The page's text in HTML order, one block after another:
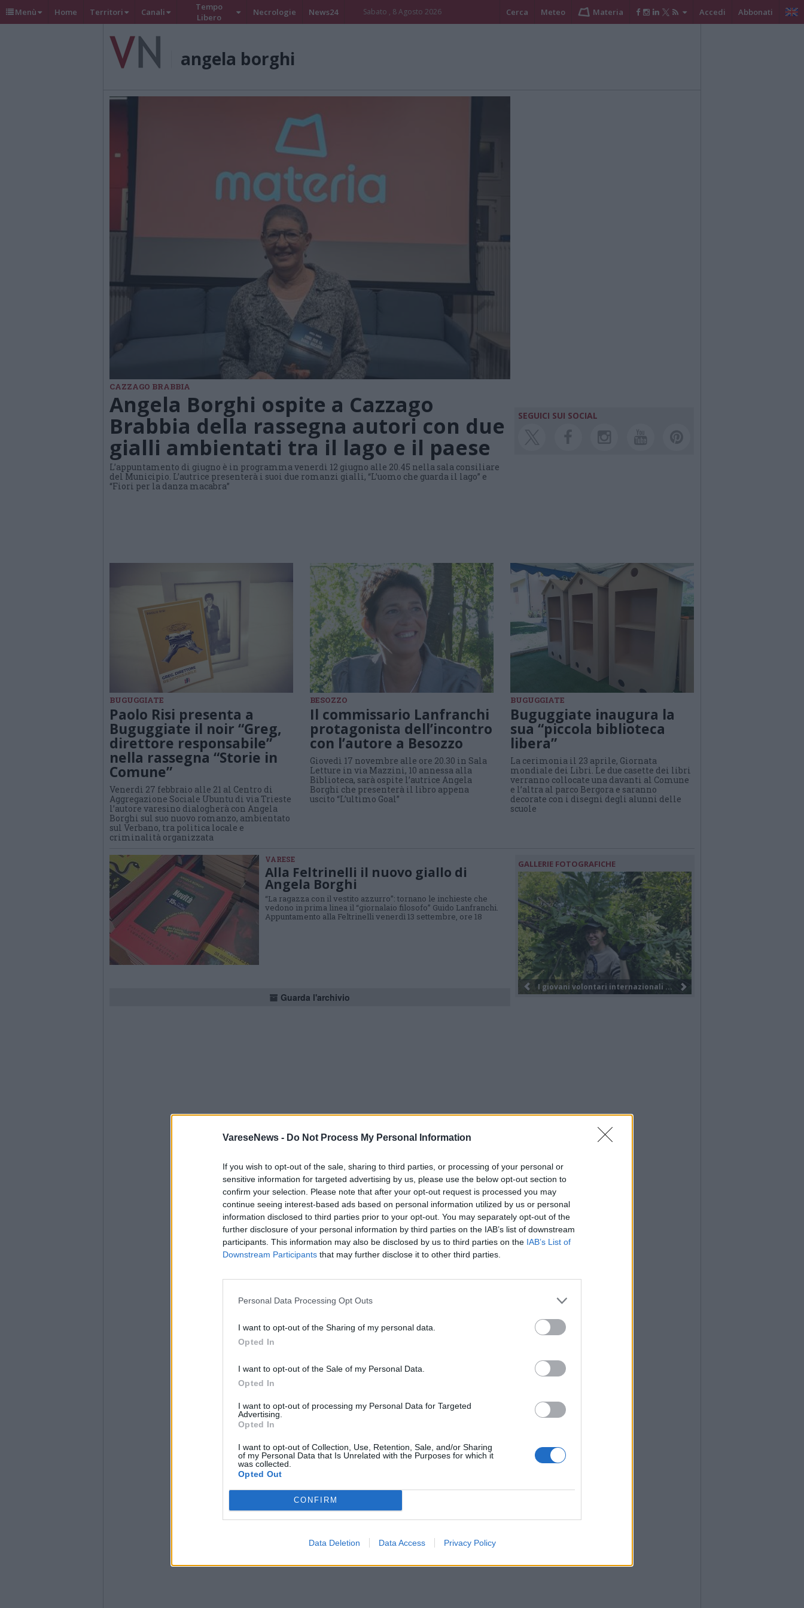
VareseNews - Do Not Process My Personal Information
If you wish to opt-out of the sale, sharing to third parties, or processing of your personal or
sensitive information for targeted advertising by us, please use the below opt-out section to
confirm your selection. Please note that after your opt-out request is processed you may
continue seeing interest-based ads based on personal information utilized by us or personal
information disclosed to third parties prior to your opt-out. You may separately opt-out of the
further disclosure of your personal information by third parties on the IAB’s list of downstream
participants. This information may also be disclosed by us to third parties on the IAB’s List of
Downstream Participants that may further disclose it to other third parties.
Personal Data Processing Opt Outs
I want to opt-out of the Sharing of my personal data.
Opted In
I want to opt-out of the Sale of my Personal Data.
Opted In
I want to opt-out of processing my Personal Data for Targeted
Advertising.
Opted In
I want to opt-out of Collection, Use, Retention, Sale, and/or Sharing
of my Personal Data that Is Unrelated with the Purposes for which it
was collected.
Opted Out
CONFIRM
Data Deletion Data Access Privacy Policy
Menù Home Territori Canali
Tempo
Libero
Necrologie News24 Sabato , 8 Agosto 2026 Cerca Meteo Materia Accedi Abbonati
angela borghi
CAZZAGO BRABBIA
Angela Borghi ospite a Cazzago
Brabbia della rassegna autori con due
gialli ambientati tra il lago e il paese
L’appuntamento di giugno è in programma venerdì 12 giugno alle 20.45 nella sala consiliare
del Municipio. L’autrice presenterà i suoi due romanzi gialli, “L’uomo che guarda il lago” e
“Fiori per la danza macabra”
SEGUICI SUI SOCIAL
BUGUGGIATE
Paolo Risi presenta a
Buguggiate il noir “Greg,
direttore responsabile”
nella rassegna “Storie in
Comune”
Venerdì 27 febbraio alle 21 al Centro di
Aggregazione Sociale Ubuntu di via Trieste
l’autore varesino dialogherà con Angela
Borghi sul suo nuovo romanzo, ambientato
sul Verbano, tra politica locale e
criminalità organizzata
BESOZZO
Il commissario Lanfranchi
protagonista dell’incontro
con l’autore a Besozzo
Giovedì 17 novembre alle ore 20.30 in Sala
Letture in via Mazzini, 10 annessa alla
Biblioteca, sarà ospite l’autrice Angela
Borghi che presenterà il libro appena
uscito “L’ultimo Goal”
BUGUGGIATE
Buguggiate inaugura la
sua “piccola biblioteca
libera”
La cerimonia il 23 aprile, Giornata
mondiale dei Libri. Le due casette dei libri
verranno collocate una davanti al Comune
e l’altra al parco Bergora e saranno
decorate con i disegni degli alunni delle
scuole
VARESE
Alla Feltrinelli il nuovo giallo di
Angela Borghi
“La ragazza con il vestito azzurro”: tornano le inchieste che
vedono in prima linea il “giornalaio filosofo” Guido Lanfranchi.
Appuntamento alla Feltrinelli venerdì 13 settembre, ore 18
Guarda l'archivio
GALLERIE FOTOGRAFICHE
Nuova società, nuovo brand e tanti...